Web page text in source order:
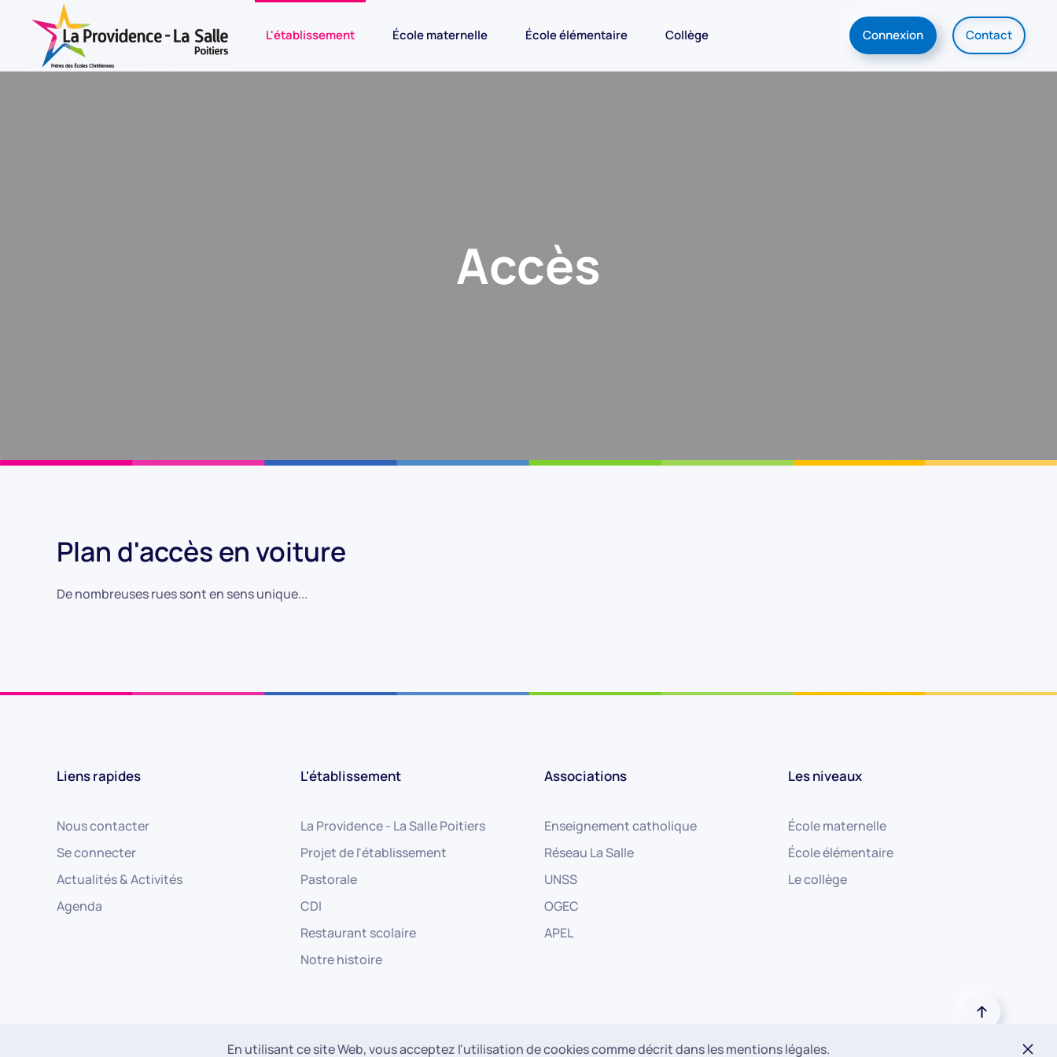
L'établissement École maternelle École élémentaire Collège Connexion Contact
Accès
Plan d'accès en voiture
De nombreuses rues sont en sens unique...
Liens rapides
Nous contacter
Se connecter
Actualités & Activités
Agenda
L'établissement
La Providence - La Salle Poitiers
Projet de l'établissement
Pastorale
CDI
Restaurant scolaire
Notre histoire
Associations
Enseignement catholique
Réseau La Salle
UNSS
OGEC
APEL
Les niveaux
École maternelle
École élémentaire
Le collège
La Providence La Salle Poitiers. Tout droit reservés. Mentions légales
En utilisant ce site Web, vous acceptez l'utilisation de cookies comme décrit dans les mentions légales.